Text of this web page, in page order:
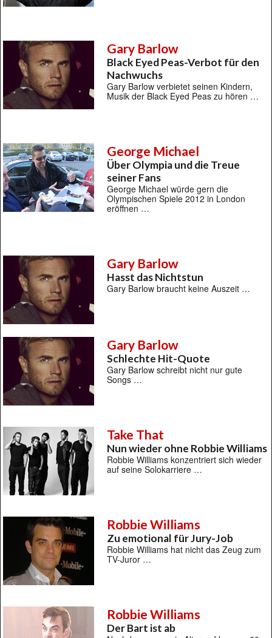
Gary Barlow
Black Eyed Peas-Verbot für den
Nachwuchs
Gary Barlow verbietet seinen Kindern,
Musik der Black Eyed Peas zu hören …
George Michael
Über Olympia und die Treue
seiner Fans
George Michael würde gern die
Olympischen Spiele 2012 in London
eröffnen …
Gary Barlow
Hasst das Nichtstun
Gary Barlow braucht keine Auszeit …
Gary Barlow
Schlechte Hit-Quote
Gary Barlow schreibt nicht nur gute
Songs …
Take That
Nun wieder ohne Robbie Williams
Robbie Williams konzentriert sich wieder
auf seine Solokarriere …
Robbie Williams
Zu emotional für Jury-Job
Robbie Williams hat nicht das Zeug zum
TV-Juror …
Robbie Williams
Der Bart ist ab